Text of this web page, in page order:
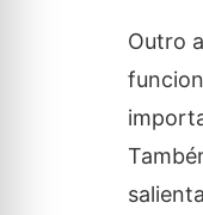
Outro